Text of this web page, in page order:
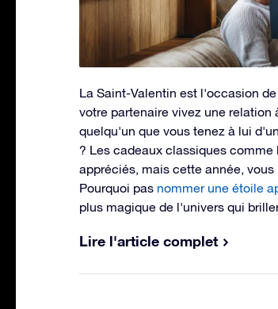
La Saint-Valentin est l'occasion
votre partenaire vivez une
quelqu'un que vous tenez à lui
? Les cadeaux classiques
appréciés, mais cette année,
Pourquoi pas nommer une étoile
plus magique de l'univers qui
Lire l'article complet